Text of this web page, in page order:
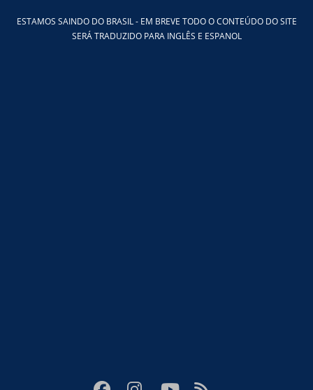
paraESTAMOS SAINDO DO BRASIL - EM BREVE TODO O CONTEÚDO DO SITE
SERÁ TRADUZIDO PARA INGLÊS E ESPANOL